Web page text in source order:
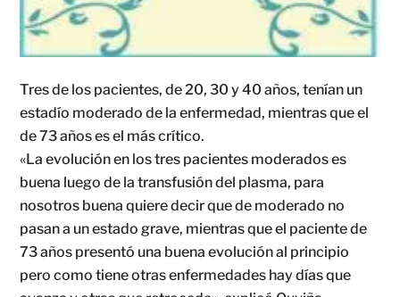
Tres de los pacientes, de 20, 30 y 40 años, tenían un
estadío moderado de la enfermedad, mientras que el
de 73 años es el más crítico.
«La evolución en los tres pacientes moderados es
buena luego de la transfusión del plasma, para
nosotros buena quiere decir que de moderado no
pasan a un estado grave, mientras que el paciente de
73 años presentó una buena evolución al principio
pero como tiene otras enfermedades hay días que